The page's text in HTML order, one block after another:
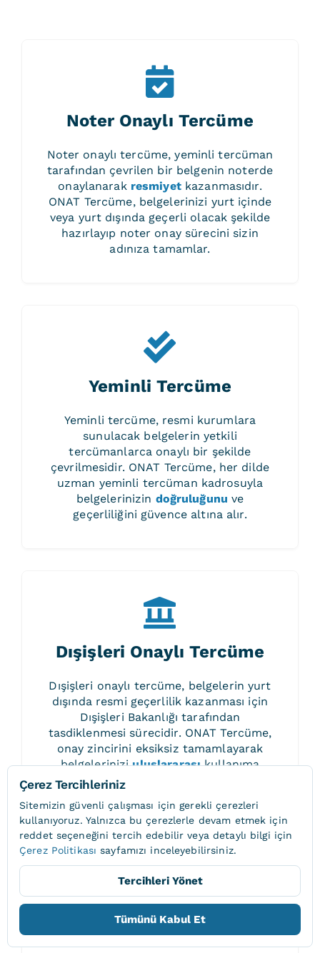
Noter Onaylı Tercüme
Noter onaylı tercüme, yeminli tercüman
tarafından çevrilen bir belgenin noterde
onaylanarak resmiyetkazanmasıdır.
ONAT Tercüme, belgelerinizi yurt içinde
veya yurt dışında geçerli olacak şekilde
hazırlayıp noter onay sürecini sizin
adınıza tamamlar.
Yeminli Tercüme
Yeminli tercüme, resmi kurumlara
sunulacak belgelerin yetkili
tercümanlarca onaylı bir şekilde
çevrilmesidir. ONAT Tercüme, her dilde
uzman yeminli tercüman kadrosuyla
belgelerinizin doğruluğunu ve
geçerliliğini güvence altına alır.
Dışişleri Onaylı Tercüme
Dışişleri onaylı tercüme, belgelerin yurt
dışında resmi geçerlilik kazanması için
Dışişleri Bakanlığı tarafından
tasdiklenmesi sürecidir. ONAT Tercüme,
onay zincirini eksiksiz tamamlayarak
belgeleriniziuluslararasıkullanıma
Konsolosluk Onaylı
Tercüme
Çerez Tercihleriniz
Sitemizin güvenli çalışması için gerekli çerezleri
kullanıyoruz. Yalnızca bu çerezlerle devam etmek için
reddetseçeneğini tercih edebilir veya detaylı bilgi için
Çerez Politikası sayfamızı inceleyebilirsiniz.
Tercihleri Yönet
Tümünü Kabul Et